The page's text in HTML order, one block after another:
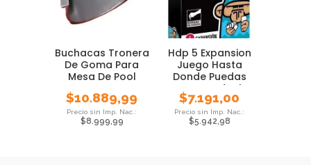
Buchacas Tronera
De Goma Para
Mesa De Pool
$10.889,99
$8.999,99
Hdp 5 Expansion
Juego Hasta
Donde Puedas
Cartas Ideal
Previa
$7.191,00
$5.942,98